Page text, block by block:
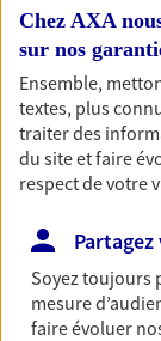
Bricoleuse,
ou grande
accident du
Accident,
Découvrir
Chez AXA
sur nos
Ensemble,
textes, plus
traiter des
du site et faire
respect de votre
Soyez toujours
mesure
faire évoluer